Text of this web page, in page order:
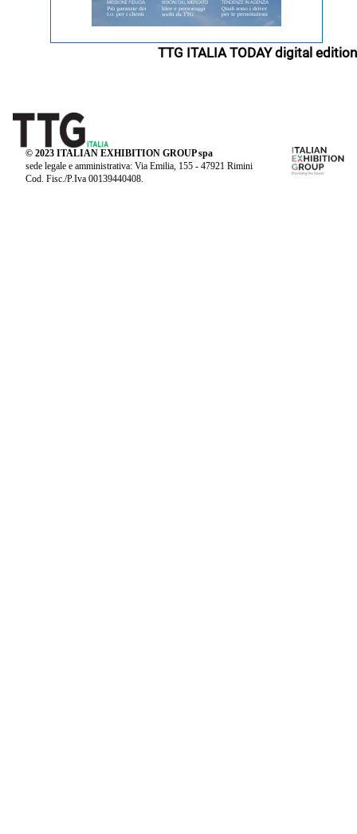
TTG ITALIA TODAY digital edition
© 2023 ITALIAN EXHIBITION GROUP spa
sede legale e amministrativa: Via Emilia, 155 - 47921 Rimini
Cod. Fisc./P.Iva 00139440408.